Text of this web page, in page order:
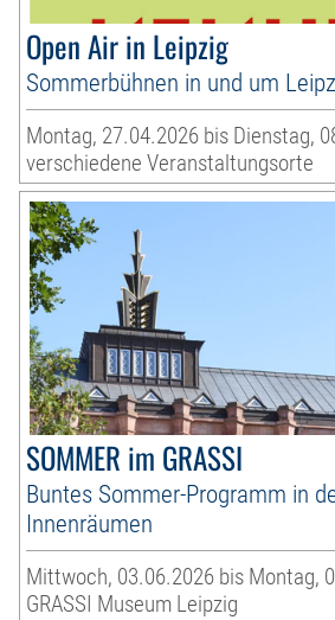
Open Air in Leipzig
Sommerbühnen in und um
Montag, 27.04.2026 bis Dienstag,
verschiedene Veranstaltungsorte
SOMMER im GRASSI
Buntes Sommer-Programm in
Innenräumen
Mittwoch, 03.06.2026 bis Montag,
GRASSI Museum Leipzig